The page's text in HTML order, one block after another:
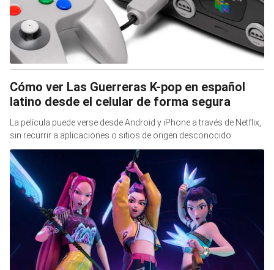
Cómo ver Las Guerreras K-pop en español
latino desde el celular de forma segura
La película puede verse desde Android y iPhone a través de Netflix,
sin recurrir a aplicaciones o sitios de origen desconocido